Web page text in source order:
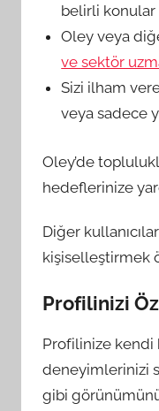
belirli konular
Oley veya
ve sektör
Sizi ilham
veya sadece
Oley’de
hedeflerinize
Diğer
kişiselleştirmek
Profilinizi
Profilinize kendi
deneyimlerinizi
gibi